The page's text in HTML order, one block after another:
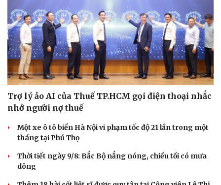
Trợ lý ảo AI của Thuế TP.HCM gọi điện thoại nhắc
nhở người nợ thuế
Một xe ô tô biển Hà Nội vi phạm tốc độ 21 lần trong một
tháng tại Phú Thọ
Thời tiết ngày 9/8: Bắc Bộ nắng nóng, chiều tối có mưa
dông